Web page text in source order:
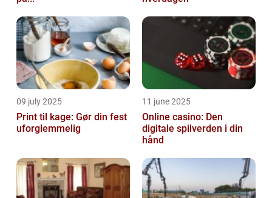
09 july 2025
Print til kage: Gør din fest
uforglemmelig
11 june 2025
Online casino: Den
digitale spilverden i din
hånd